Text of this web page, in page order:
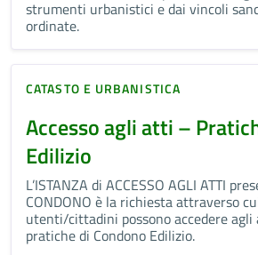
strumenti urbanistici e dai vincoli
ordinate.
CATASTO E URBANISTICA
Accesso agli atti –
Edilizio
L’ISTANZA di ACCESSO AGLI ATTI
CONDONO è la richiesta attraverso
utenti/cittadini possono accedere
pratiche di Condono Edilizio.